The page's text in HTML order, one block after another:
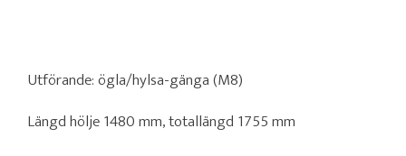
Utförande: ögla/hylsa-gänga (M8)
Längd hölje 1480 mm, totallängd 1755 mm